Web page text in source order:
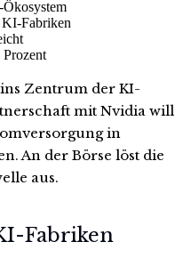
Fabriken
Zentrum der KI-
mit Nvidia will
in
An der Börse löst die
aus.
Fabriken